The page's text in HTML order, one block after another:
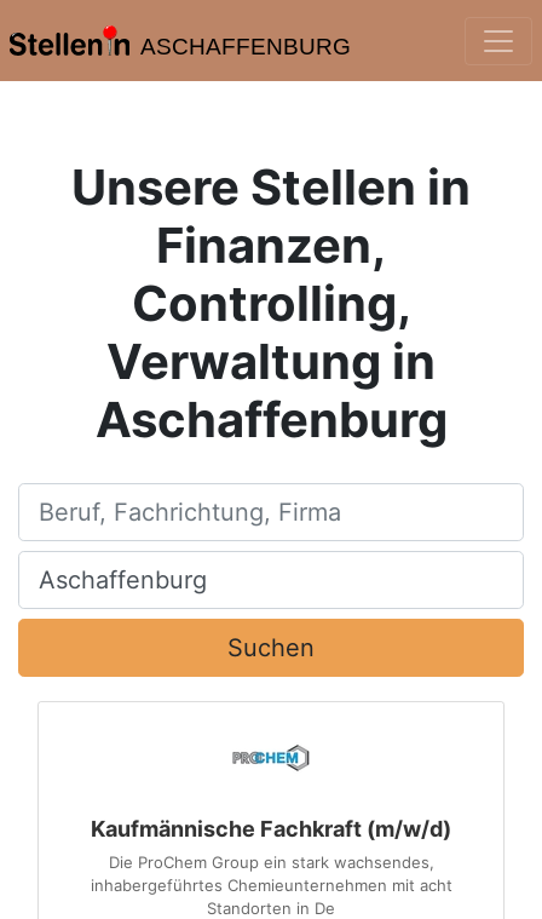
ASCHAFFENBURG
Unsere Stellen in
Finanzen,
Controlling,
Verwaltung in
Aschaffenburg
Beruf, Fachrichtung, Firma
Ort, Stadt
Suchen
Kaufmännische Fachkraft (m/w/d)
Die ProChem Group ein stark wachsendes,
inhabergeführtes Chemieunternehmen mit acht
Standorten in De